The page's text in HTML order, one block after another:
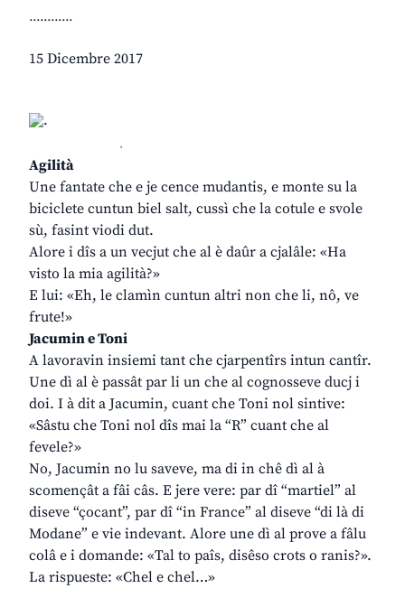
............
15 Dicembre 2017
.
Agilità
Une fantate che e je cence mudantis, e monte su la
biciclete cuntun biel salt, cussì che la cotule e svole
sù, fasint viodi dut.
Alore i dîs a un vecjut che al è daûr a cjalâle: «Ha
visto la mia agilità?»
E lui: «Eh, le clamìn cuntun altri non che li, nô, ve
frute!»
Jacumin e Toni
A lavoravin insiemi tant che cjarpentîrs intun cantîr.
Une dì al è passât par li un che al cognosseve ducj i
doi. I à dit a Jacumin, cuant che Toni nol sintive:
«Sâstu che Toni nol dîs mai la “R” cuant che al
fevele?»
No, Jacumin no lu saveve, ma di in chê dì al à
scomençât a fâi câs. E jere vere: par dî “martiel” al
diseve “çocant”, par dî “in France” al diseve “di là di
Modane” e vie indevant. Alore une dì al prove a fâlu
colâ e i domande: «Tal to paîs, disêso crots o ranis?».
La rispueste: «Chel e chel…»